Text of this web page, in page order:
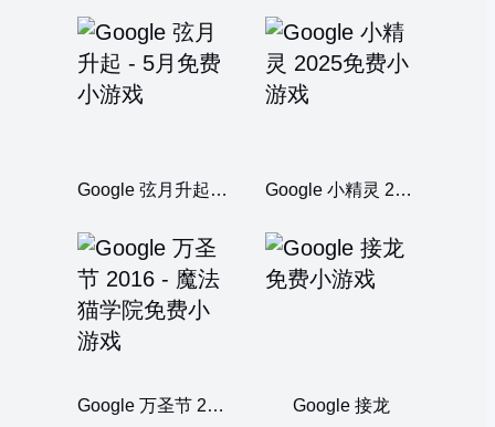
Google 弦月升起 - 5月 Google 小精灵 2025
Google 万圣节 2016 - 魔法猫学院 Google 接龙